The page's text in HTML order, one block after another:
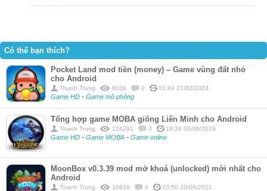
Có thể bạn thích?
Pocket Land mod tiền (money) – Game vùng đất nhỏ
cho Android
Thanh Trung 8036 0 01:44 27/02/2023
Game HD - Game mô phỏng
Tổng hợp game MOBA giống Liên Minh cho Android
Thanh Trung 126291 0 18:34 06/06/2018
Game HD - Game MOBA - Game online
MoonBox v0.3.39 mod mở khoá (unlocked) mới nhất cho
Android
Thanh Trung 16838 0 23:50 20/06/2021